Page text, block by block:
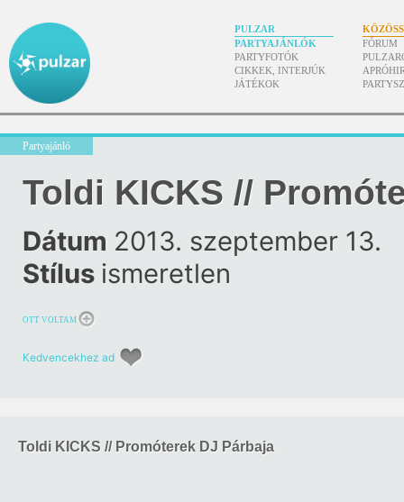
PULZAR
PARTYAJÁNLÓK
PARTYFOTÓK
CIKKEK, INTERJÚK
JÁTÉKOK
FÓRUM
Partyajánló
Toldi KICKS //
Dátum 2013. szeptember 13.
Stílus ismeretlen
OTT VOLTAM
Kedvencekhez ad
Toldi KICKS // Promóterek DJ Párbaja